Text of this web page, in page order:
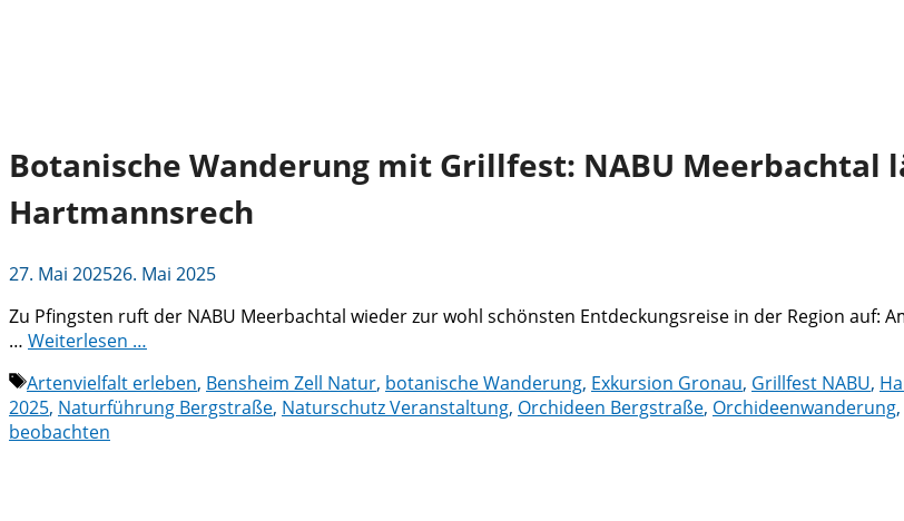
Botanische Wanderung mit Grillfest: NABU Meerbachtal
Hartmannsrech
27. Mai 202526. Mai 2025
Zu Pfingsten ruft der NABU Meerbachtal wieder zur wohl schönsten Entdeckungsreise in der Region auf:
… Weiterlesen …
Schlagwörter
Artenvielfalt erleben, Bensheim Zell Natur, botanische Wanderung, Exkursion Gronau, Grillfest NABU,
2025, Naturführung Bergstraße, Naturschutz Veranstaltung, Orchideen Bergstraße, Orchideenwanderung,
beobachten